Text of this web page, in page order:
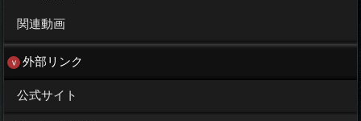
関連動画
外部リンク
公式サイト